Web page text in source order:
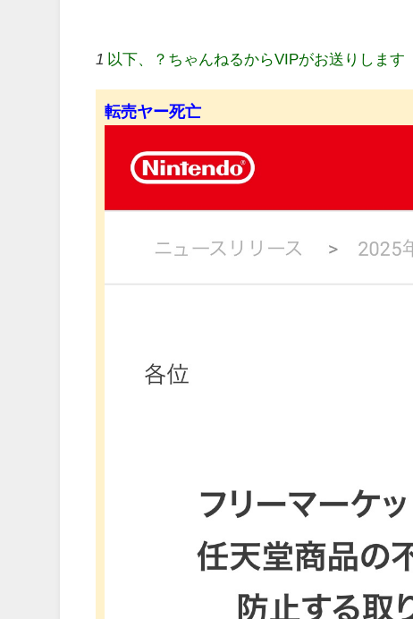
1 以下、？ちゃんねるからVIPがお送りします
転売ヤー死亡